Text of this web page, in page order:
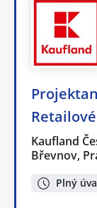
Kaufland
Břevnov,
Plný